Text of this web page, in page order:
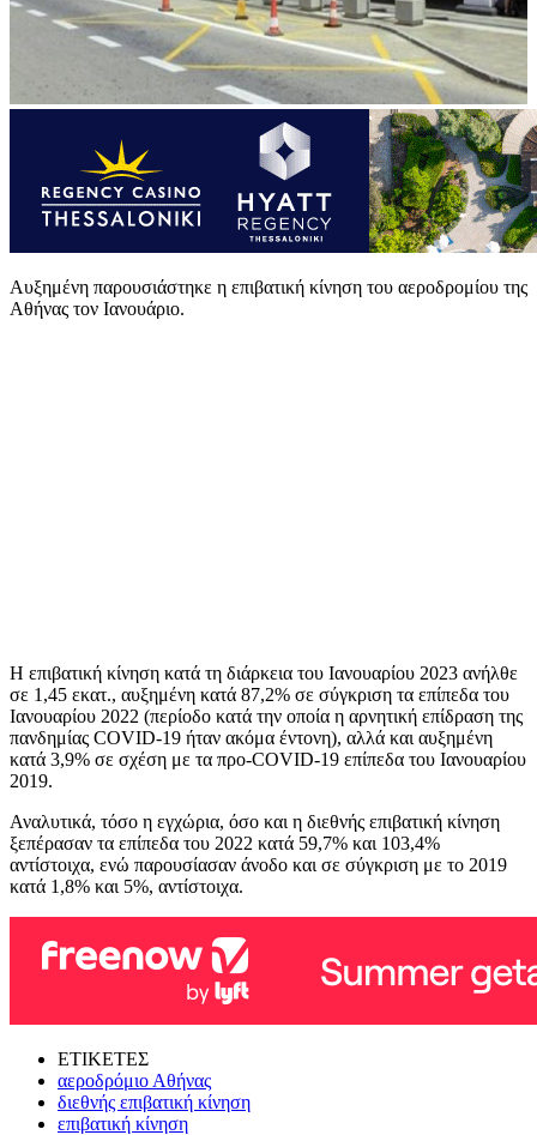
Αυξημένη παρουσιάστηκε η επιβατική κίνηση του αεροδρομίου της
Αθήνας τον Ιανουάριο.
Η επιβατική κίνηση κατά τη διάρκεια του Ιανουαρίου 2023 ανήλθε
σε 1,45 εκατ., αυξημένη κατά 87,2% σε σύγκριση τα επίπεδα του
Ιανουαρίου 2022 (περίοδο κατά την οποία η αρνητική επίδραση της
πανδημίας COVID-19 ήταν ακόμα έντονη), αλλά και αυξημένη
κατά 3,9% σε σχέση με τα προ-COVID-19 επίπεδα του Ιανουαρίου
2019.
Αναλυτικά, τόσο η εγχώρια, όσο και η διεθνής επιβατική κίνηση
ξεπέρασαν τα επίπεδα του 2022 κατά 59,7% και 103,4%
αντίστοιχα, ενώ παρουσίασαν άνοδο και σε σύγκριση με το 2019
κατά 1,8% και 5%, αντίστοιχα.
ΕΤΙΚΕΤΕΣ
αεροδρόμιο Αθήνας
διεθνής επιβατική κίνηση
επιβατική κίνηση